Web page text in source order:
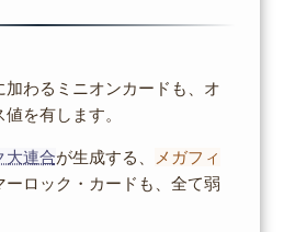
わるミニオンカードも、オ
を有します。
大連合が生成する、
メガフィ
ーロック・カードも、全て弱